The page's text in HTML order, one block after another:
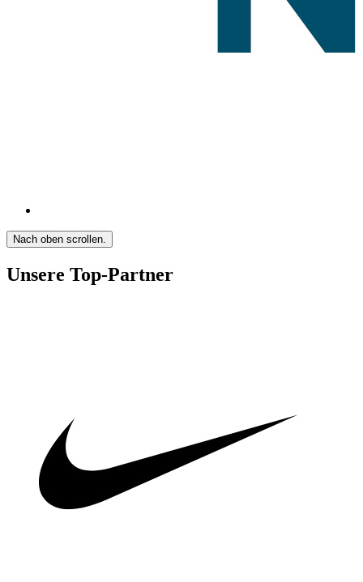
Nach oben scrollen.
Unsere Top-Partner